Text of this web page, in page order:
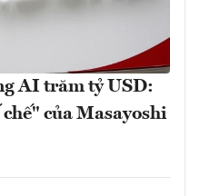
AI trăm tỷ USD:
của Masayoshi